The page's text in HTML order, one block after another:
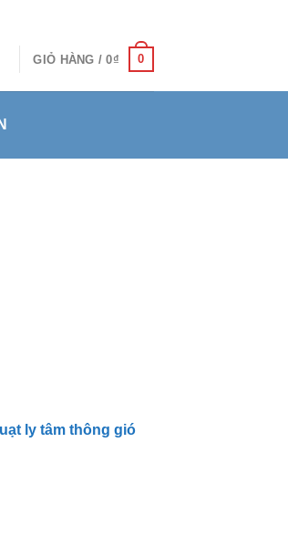
GIỎ HÀNG /0₫ 0
ly tâm thông gió